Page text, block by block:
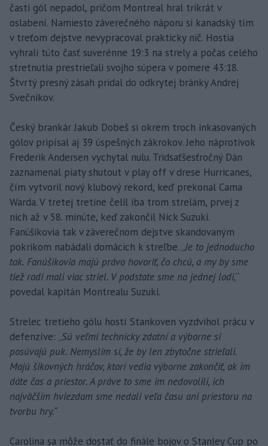
časti gól nepadol, pričom Montreal hral trikrát v
oslabení. Namiesto záverečného náporu si kanadský tím
v treťom dejstve nevypracoval prakticky nič. Hostia
vyhrali túto časť suverénne 19:3 na strely a počas celého
stretnutia prestrieľali svojho súpera v pomere 43:18.
Štvrtý presný zásah pridal do odkrytej bránky Andrej
Svečnikov.
Český brankár Jakub Dobeš si okrem troch inkasovaných
gólov pripísal aj 39 úspešných zákrokov. Jeho náprotivok
Frederik Andersen vychytal nulu. Tridsaťšesťročný Dán
zaznamenal piaty shutout v play off v drese Hurricanes,
čím vytvoril nový klubový rekord, keď prekonal Cama
Warda. V tretej tretine čelil iba trom strelám, prvej z
nich až v 58. minúte, keď zakončil Nick Suzuki.
Fanúšikovia tak v záverečnom dejstve skandovaným
pokrikom nabádali domácich k streľbe. „Je to jednoducho
tak. Fanúšikovia majú právo hovoriť, čo chcú, a my by sme
tiež radi mali viac striel. V podstate sme na jednej lodi,“
povedal kapitán Montrealu Suzuki.
Strelec tretieho gólu hostí Stankoven vyzdvihol prácu v
defenzíve: „Sú veľmi technicky zdatní a výborne si
posúvajú puk. Nemyslím si, že by len zbytočne strieľali.
Majú šikovných hráčov, ktorí vedia výborne zakončiť, ak im
dáte čas a priestor. A práve to sme im nedovolili, ich
najväčším hviezdam sme nedali veľa času ani priestoru na
tvorbu hry.“
Carolina sa môže dostať do finále bojov o Stanley Cup po